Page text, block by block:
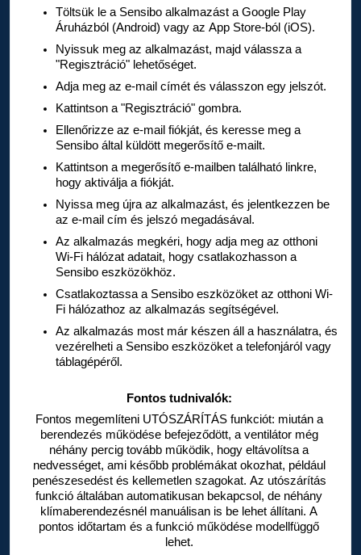
Töltsük le a Sensibo alkalmazást a Google Play
Áruházból (Android) vagy az App Store-ból (iOS).
Nyissuk meg az alkalmazást, majd válassza a
"Regisztráció" lehetőséget.
Adja meg az e-mail címét és válasszon egy jelszót.
Kattintson a "Regisztráció" gombra.
Ellenőrizze az e-mail fiókját, és keresse meg a
Sensibo által küldött megerősítő e-mailt.
Kattintson a megerősítő e-mailben található linkre,
hogy aktiválja a fiókját.
Nyissa meg újra az alkalmazást, és jelentkezzen be
az e-mail cím és jelszó megadásával.
Az alkalmazás megkéri, hogy adja meg az otthoni
Wi-Fi hálózat adatait, hogy csatlakozhasson a
Sensibo eszközökhöz.
Csatlakoztassa a Sensibo eszközöket az otthoni Wi-
Fi hálózathoz az alkalmazás segítségével.
Az alkalmazás most már készen áll a használatra, és
vezérelheti a Sensibo eszközöket a telefonjáról vagy
táblagépéről.
Fontos tudnivalók:
Fontos megemlíteni UTÓSZÁRÍTÁS funkciót: miután a
berendezés működése befejeződött, a ventilátor még
néhány percig tovább működik, hogy eltávolítsa a
nedvességet, ami később problémákat okozhat, például
penészesedést és kellemetlen szagokat. Az utószárítás
funkció általában automatikusan bekapcsol, de néhány
klímaberendezésnél manuálisan is be lehet állítani. A
pontos időtartam és a funkció működése modellfüggő
lehet.